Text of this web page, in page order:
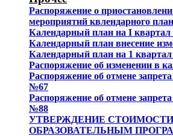
Распоряжение о
мероприятий квлендарного
Календарный план на I квартал
Календарный план внесение
Календарный план на 1 квартал
Распоряжение об изменении в
Распоряжение об отмене
№67
Распоряжение об отмене
№88
УТВЕРЖДЕНИЕ
ОБРАЗОВАТЕЛЬНЫМ